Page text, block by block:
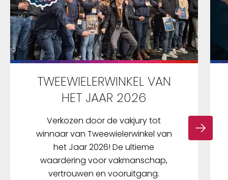
TWEEWIELERWINKEL VAN
HET JAAR 2026
Verkozen door de vakjury tot
winnaar van Tweewielerwinkel van
het Jaar 2026! De ultieme
waardering voor vakmanschap,
vertrouwen en vooruitgang.